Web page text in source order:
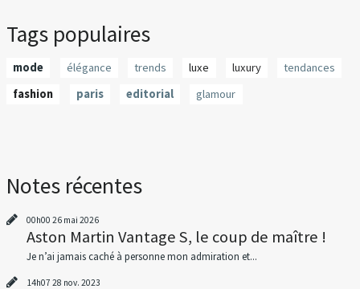
Tags populaires
mode élégance trends luxe luxury
tendances
fashion
paris editorial glamour
Notes récentes
00h00 26 mai 2026
Aston Martin Vantage S, le coup de maître !
Je n’ai jamais caché à personne mon admiration et...
14h07 28 nov. 2023